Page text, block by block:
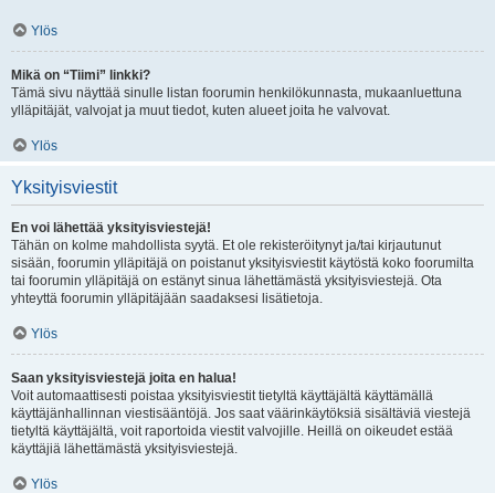
Ylös
Mikä on “Tiimi” linkki?
Tämä sivu näyttää sinulle listan foorumin henkilökunnasta, mukaanluettuna
ylläpitäjät, valvojat ja muut tiedot, kuten alueet joita he valvovat.
Ylös
Yksityisviestit
En voi lähettää yksityisviestejä!
Tähän on kolme mahdollista syytä. Et ole rekisteröitynyt ja/tai kirjautunut
sisään, foorumin ylläpitäjä on poistanut yksityisviestit käytöstä koko foorumilta
tai foorumin ylläpitäjä on estänyt sinua lähettämästä yksityisviestejä. Ota
yhteyttä foorumin ylläpitäjään saadaksesi lisätietoja.
Ylös
Saan yksityisviestejä joita en halua!
Voit automaattisesti poistaa yksityisviestit tietyltä käyttäjältä käyttämällä
käyttäjänhallinnan viestisääntöjä. Jos saat väärinkäytöksiä sisältäviä viestejä
tietyltä käyttäjältä, voit raportoida viestit valvojille. Heillä on oikeudet estää
käyttäjiä lähettämästä yksityisviestejä.
Ylös